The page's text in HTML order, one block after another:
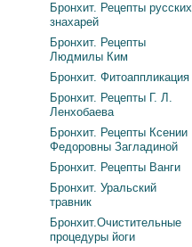
Бронхит. Рецепты русских
знахарей
Бронхит. Рецепты
Людмилы Ким
Бронхит. Фитоаппликация
Бронхит. Рецепты Г. Л.
Ленхобаева
Бронхит. Рецепты Ксении
Федоровны Загладиной
Бронхит. Рецепты Ванги
Бронхит. Уральский
травник
Бронхит.Очистительные
процедуры йоги